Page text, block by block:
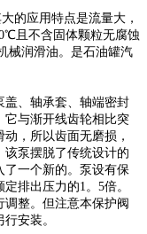
的应用特点是流量大，
且不含固体颗粒无腐蚀
械润滑油。是石油罐汽
盖、轴承套、轴端密封
它与渐开线齿轮相比突
，所以齿面无磨损，
泵摆脱了传统设计的
了一个新的。泵设有保
定排出压力的1。5倍。
整。但注意本保护阀
安装。